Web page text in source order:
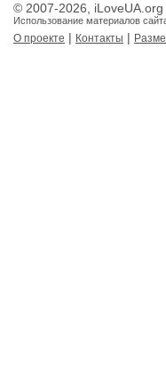
© 2007-2026, iLoveUA.org
Использование материалов
О проекте | Контакты |